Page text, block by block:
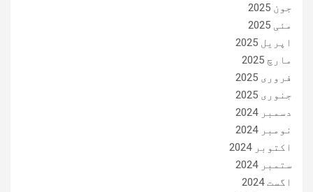
جون 2025
مئی 2025
اپریل 2025
مارچ 2025
فروری 2025
جنوری 2025
دسمبر 2024
نومبر 2024
اکتوبر 2024
ستمبر 2024
اگست 2024